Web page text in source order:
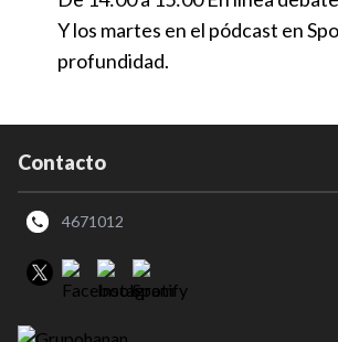
Y los martes en el pódcast en
profundidad.
Contacto
4671012